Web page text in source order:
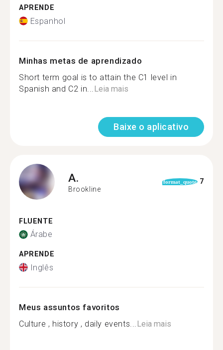
APRENDE
Espanhol
Minhas metas de aprendizado
Short term goal is to attain the C1 level in
Spanish and C2 in... Leia mais
Baixe o aplicativo
A.
Brookline
format_quote 7
FLUENTE
Árabe
APRENDE
Inglês
Meus assuntos favoritos
Culture , history , daily events... Leia mais